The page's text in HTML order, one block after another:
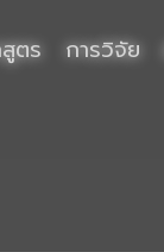
ตร การวิจัย